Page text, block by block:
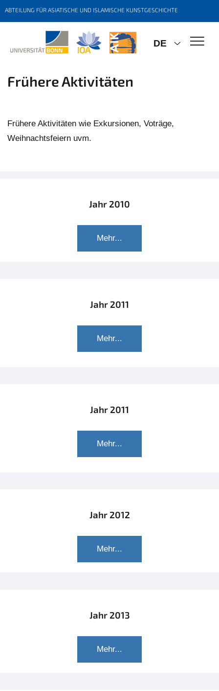
ABTEILUNG FÜR ASIATISCHE UND ISLAMISCHE KUNSTGESCHICHTE
DE
Frühere Aktivitäten
Frühere Aktivitäten wie Exkursionen, Voträge,
Weihnachtsfeiern uvm.
Jahr 2010
Mehr...
Jahr 2011
Mehr...
Jahr 2011
Mehr...
Jahr 2012
Mehr...
Jahr 2013
Mehr...